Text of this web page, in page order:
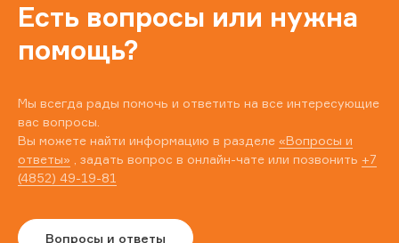
Есть вопросы или нужна
помощь?
Мы всегда рады помочь и ответить на все интересующие
вас вопросы.
Вы можете найти информацию в разделе «Вопросы и
ответы» , задать вопрос в онлайн-чате или позвонить +7
(4852) 49-19-81
Вопросы и ответы